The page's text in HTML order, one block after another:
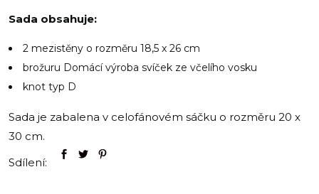
Sada obsahuje:
2 mezistěny o rozměru 18,5 x 26 cm
brožuru Domácí výroba svíček ze včelího vosku
knot typ D
Sada je zabalena v celofánovém sáčku o rozměru 20 x
30 cm.
Sdílení: